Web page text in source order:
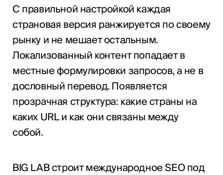
С правильной настройкой каждая
страновая версия ранжируется по своему
рынку и не мешает остальным.
Локализованный контент попадает в
местные формулировки запросов, а не в
дословный перевод. Появляется
прозрачная структура: какие страны на
каких URL и как они связаны между
собой.
BIG LAB строит международное SEO под